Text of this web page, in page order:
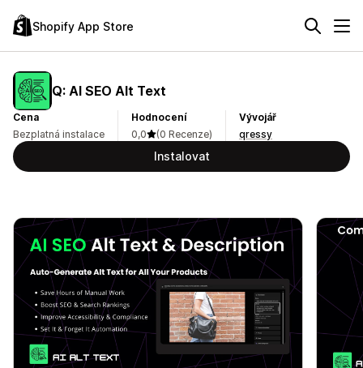
Shopify App Store
Q: AI SEO Alt Text
Cena
Bezplatná instalace
Hodnocení
0,0
(0 Recenze)
Vývojář
qressy
Instalovat